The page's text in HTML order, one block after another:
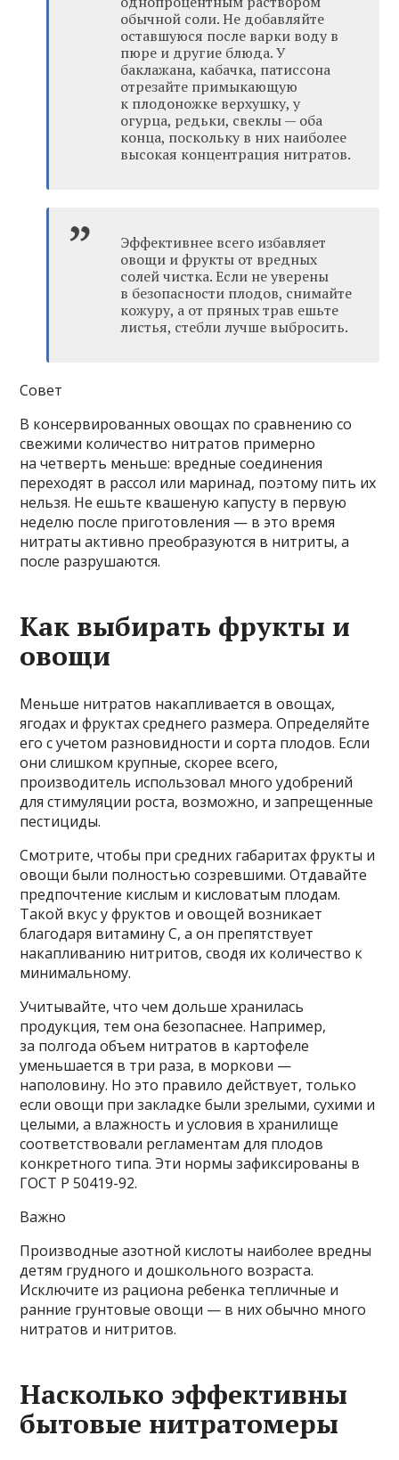
обычной соли. Не добавляйте
оставшуюся после варки воду в
пюре и другие блюда. У
баклажана, кабачка, патиссона
отрезайте примыкающую
к плодоножке верхушку, у
огурца, редьки, свеклы — оба
конца, поскольку в них наиболее
высокая концентрация нитратов.
Эффективнее всего избавляет
овощи и фрукты от вредных
солей чистка. Если не уверены
в безопасности плодов, снимайте
кожуру, а от пряных трав ешьте
листья, стебли лучше выбросить.
Совет
В консервированных овощах по сравнению со
свежими количество нитратов примерно
на четверть меньше: вредные соединения
переходят в рассол или маринад, поэтому пить их
нельзя. Не ешьте квашеную капусту в первую
неделю после приготовления — в это время
нитраты активно преобразуются в нитриты, а
после разрушаются.
Как выбирать фрукты и
овощи
Меньше нитратов накапливается в овощах,
ягодах и фруктах среднего размера. Определяйте
его с учетом разновидности и сорта плодов. Если
они слишком крупные, скорее всего,
производитель использовал много удобрений
для стимуляции роста, возможно, и запрещенные
пестициды.
Смотрите, чтобы при средних габаритах фрукты и
овощи были полностью созревшими. Отдавайте
предпочтение кислым и кисловатым плодам.
Такой вкус у фруктов и овощей возникает
благодаря витамину С, а он препятствует
накапливанию нитритов, сводя их количество к
минимальному.
Учитывайте, что чем дольше хранилась
продукция, тем она безопаснее. Например,
за полгода объем нитратов в картофеле
уменьшается в три раза, в моркови —
наполовину. Но это правило действует, только
если овощи при закладке были зрелыми, сухими и
целыми, а влажность и условия в хранилище
соответствовали регламентам для плодов
конкретного типа. Эти нормы зафиксированы в
ГОСТ Р 50419-92.
Важно
Производные азотной кислоты наиболее вредны
детям грудного и дошкольного возраста.
Исключите из рациона ребенка тепличные и
ранние грунтовые овощи — в них обычно много
нитратов и нитритов.
Насколько эффективны
бытовые нитратомеры